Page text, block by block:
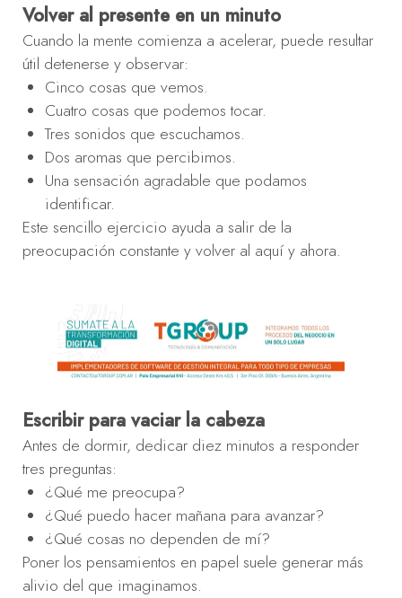
Volver al presente en un minuto
Cuando la mente comienza a acelerar, puede resultar
útil detenerse y observar:
Cinco cosas que vemos.
Cuatro cosas que podemos tocar.
Tres sonidos que escuchamos.
Dos aromas que percibimos.
Una sensación agradable que podamos
identificar.
Este sencillo ejercicio ayuda a salir de la
preocupación constante y volver al aquí y ahora.
Escribir para vaciar la cabeza
Antes de dormir, dedicar diez minutos a responder
tres preguntas:
¿Qué me preocupa?
¿Qué puedo hacer mañana para avanzar?
¿Qué cosas no dependen de mí?
Poner los pensamientos en papel suele generar más
alivio del que imaginamos.